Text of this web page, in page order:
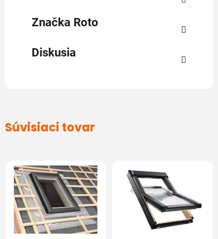
Značka Roto
Diskusia
Súvisiaci tovar